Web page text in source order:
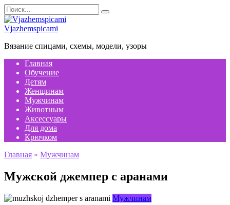
Перейти
к
содержанию
Search
for:
Vjazhemspicami
Вязание спицами, схемы, модели, узоры
Главная
Обучение
Детям
Женщинам
Мужчинам
Животным
Аксессуары
Для дома
Крючком
Главная » Мужчинам
Мужской джемпер с аранами
Мужчинам